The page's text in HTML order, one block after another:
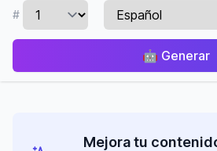
#
🤖 Generar
Mejora tu